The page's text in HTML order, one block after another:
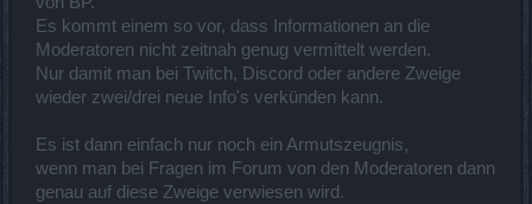
Es kommt einem so vor, dass Informationen an die
Moderatoren nicht zeitnah genug vermittelt werden.
Nur damit man bei Twitch, Discord oder andere Zweige
wieder zwei/drei neue Info's verkünden kann.
Es ist dann einfach nur noch ein Armutszeugnis,
wenn man bei Fragen im Forum von den Moderatoren dann
genau auf diese Zweige verwiesen wird.